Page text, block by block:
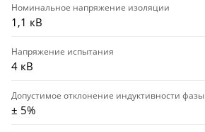
Номинальное напряжение изоляции
1,1 кВ
Напряжение испытания
4 кВ
Допустимое отклонение индуктивности фазы
± 5%